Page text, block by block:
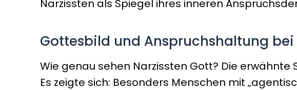
Narzissten als Spiegel ihres inneren
Gottesbild und Anspruchshaltung bei
Wie genau sehen Narzissten Gott? Die erwähnte
Es zeigte sich: Besonders Menschen mit